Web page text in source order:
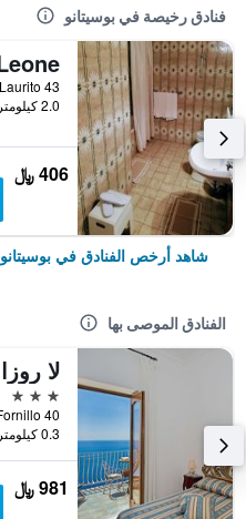
فنادق رخيصة في بوسيتانو
2.0 كيلومتر عن وسط المدينة
406 ﷼
شاهد أرخص الفنادق في بوسيتانو
الفنادق الموصى بها
3 نجوم
0.3 كيلومتر عن وسط المدينة
981 ﷼